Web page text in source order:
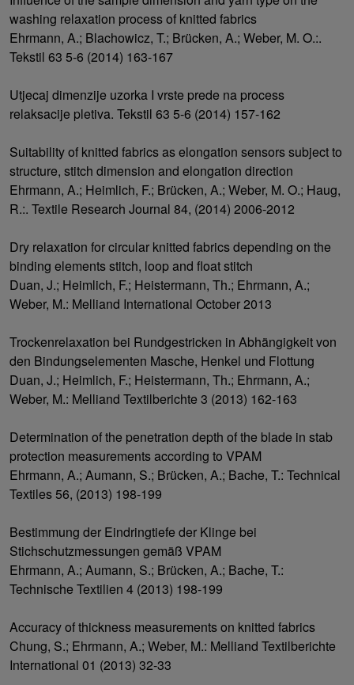
washing relaxation process of knitted fabrics
Ehrmann, A.; Blachowicz, T.; Brücken, A.; Weber, M. O.:.
Tekstil 63 5-6 (2014) 163-167
Utjecaj dimenzije uzorka I vrste prede na process
relaksacije pletiva. Tekstil 63 5-6 (2014) 157-162
Suitability of knitted fabrics as elongation sensors subject to
structure, stitch dimension and elongation direction
Ehrmann, A.; Heimlich, F.; Brücken, A.; Weber, M. O.; Haug,
R.:. Textile Research Journal 84, (2014) 2006-2012
Dry relaxation for circular knitted fabrics depending on the
binding elements stitch, loop and float stitch
Duan, J.; Heimlich, F.; Heistermann, Th.; Ehrmann, A.;
Weber, M.: Melliand International October 2013
Trockenrelaxation bei Rundgestricken in Abhängigkeit von
den Bindungselementen Masche, Henkel und Flottung
Duan, J.; Heimlich, F.; Heistermann, Th.; Ehrmann, A.;
Weber, M.: Melliand Textilberichte 3 (2013) 162-163
Determination of the penetration depth of the blade in stab
protection measurements according to VPAM
Ehrmann, A.; Aumann, S.; Brücken, A.; Bache, T.: Technical
Textiles 56, (2013) 198-199
Bestimmung der Eindringtiefe der Klinge bei
Stichschutzmessungen gemäß VPAM
Ehrmann, A.; Aumann, S.; Brücken, A.; Bache, T.:
Technische Textilien 4 (2013) 198-199
Accuracy of thickness measurements on knitted fabrics
Chung, S.; Ehrmann, A.; Weber, M.: Melliand Textilberichte
International 01 (2013) 32-33